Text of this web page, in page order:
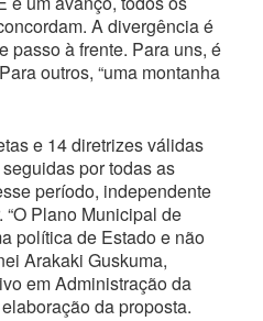
A divergência é
passo à frente. Para uns, é
outros, “uma montanha
e 14 diretrizes válidas
por todas as
período, independente
Plano Municipal de
política de Estado e não
Arakaki Guskuma,
em Administração da
da proposta.